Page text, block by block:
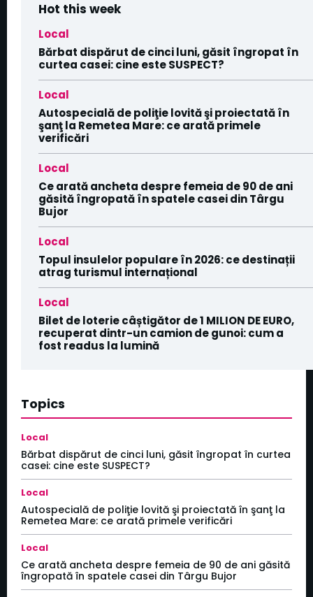
Hot this week
Local
Bărbat dispărut de cinci luni, găsit îngropat în
curtea casei: cine este SUSPECT?
Local
Autospecială de poliţie lovită şi proiectată în
şanţ la Remetea Mare: ce arată primele
verificări
Local
Ce arată ancheta despre femeia de 90 de ani
găsită îngropată în spatele casei din Târgu
Bujor
Local
Topul insulelor populare în 2026: ce destinații
atrag turismul internațional
Local
Bilet de loterie câștigător de 1 MILION DE EURO,
recuperat dintr-un camion de gunoi: cum a
fost readus la lumină
Topics
Local
Bărbat dispărut de cinci luni, găsit îngropat în curtea
casei: cine este SUSPECT?
Local
Autospecială de poliţie lovită şi proiectată în şanţ la
Remetea Mare: ce arată primele verificări
Local
Ce arată ancheta despre femeia de 90 de ani găsită
îngropată în spatele casei din Târgu Bujor